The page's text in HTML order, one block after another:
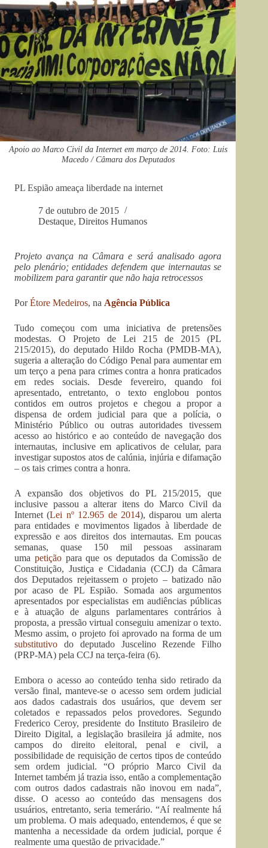
Apoio ao Marco Civil da Internet em março de 2014. Foto: Luis
Macedo / Câmara dos Deputados
PL Espião ameaça liberdade na internet
7 de outubro de 2015
Destaque, Direitos Humanos
Projeto avança na Câmara e será analisado agora
pelo plenário; entidades defendem que internautas se
mobilizem para garantir que não haja retrocessos
PorÉtore Medeiros, na Agência Pública
Tudo começou com uma iniciativa de pretensões
modestas. O Projeto de Lei 215 de 2015 (PL
215/2015), do deputado Hildo Rocha (PMDB-MA),
sugeria a alteração do Código Penal para aumentar em
um terço a pena para crimes contra a honra praticados
em redes sociais. Desde fevereiro, quando foi
apresentado, entretanto, o texto englobou pontos
contidos em outros projetos e chegou a propor a
dispensa de ordem judicial para que a polícia, o
Ministério Público ou outras autoridades tivessem
acesso ao histórico e ao conteúdo de navegação dos
internautas, inclusive em aplicativos de celular, para
investigar supostos atos de calúnia, injúria e difamação
– os tais crimes contra a honra.
A expansão dos objetivos do PL 215/2015, que
inclusive passou a alterar itens do Marco Civil da
Internet (Lei nº 12.965 de 2014), disparou um alerta
para entidades e movimentos ligados à liberdade de
expressão e aos direitos dos internautas. Em poucas
semanas, quase 150 mil pessoas assinaram
uma petiçãopara que os deputados da Comissão de
Constituição, Justiça e Cidadania (CCJ) da Câmara
dos Deputados rejeitassem o projeto – batizado não
por acaso de PL Espião. Somada aos argumentos
apresentados por especialistas em audiências públicas
e à atuação de alguns parlamentares contrários à
proposta, a pressão virtual conseguiu amenizar o texto.
Mesmo assim, o projeto foi aprovado na forma de um
substitutivo do deputado Juscelino Rezende Filho
(PRP-MA) pela CCJ na terça-feira (6).
Embora o acesso ao conteúdo tenha sido retirado da
versão final, manteve-se o acesso sem ordem judicial
aos dados cadastrais dos usuários, que devem ser
coletados e repassados pelos provedores. Segundo
Frederico Ceroy, presidente do Instituto Brasileiro de
Direito Digital, a legislação brasileira já admite, nos
campos do direito eleitoral, penal e civil, a
possibilidade de requisição de certos tipos de conteúdo
sem ordem judicial. “O próprio Marco Civil da
Internet também já trazia isso, então a complementação
com outros dados cadastrais não inovou em nada”,
disse. O acesso ao conteúdo das mensagens dos
usuários, entretanto, seria temerário. “Aí realmente há
um problema. O mais adequado, entendemos, é que se
mantenha a necessidade da ordem judicial, porque é
realmente uma questão de privacidade.”